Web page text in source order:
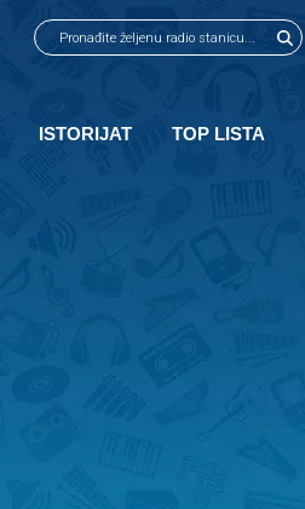
ISTORIJAT TOP LISTA